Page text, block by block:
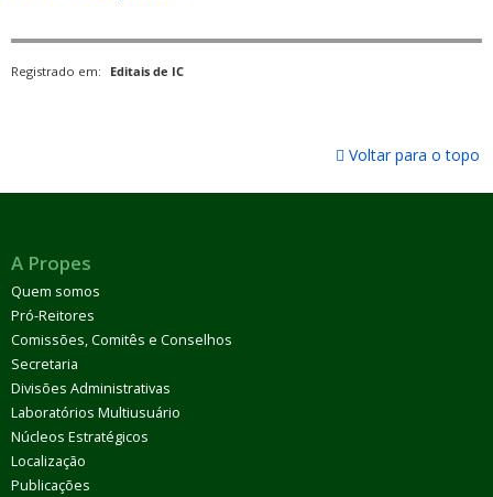
Registrado em: Editais de IC
Voltar para o topo
A Propes
Quem somos
Pró-Reitores
Comissões, Comitês e Conselhos
Secretaria
Divisões Administrativas
Laboratórios Multiusuário
Núcleos Estratégicos
Localização
Publicações